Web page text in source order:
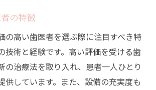
の特徴
の高い歯医者を選ぶ際に注目すべき特
技術と経験です。高い評価を受ける歯
の治療法を取り入れ、患者一人ひとり
供しています。また、設備の充実度も